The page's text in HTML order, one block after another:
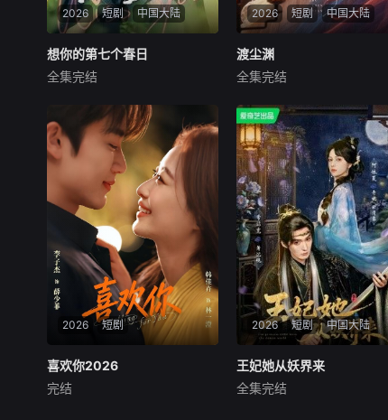
2026 短剧 中国大陆
想你的第七个春日
王晨鹏
想你的第七个春日
全集完结
2026 短剧 中国大陆
渡尘渊
王星玮
暂无简介
渡尘渊
全集完结
2026 短剧
喜欢你2026
未知
喜欢你2026
完结
2026 短剧 中国大陆
王妃她从妖界来
常喆宽
王妃她从妖界来
全集完结